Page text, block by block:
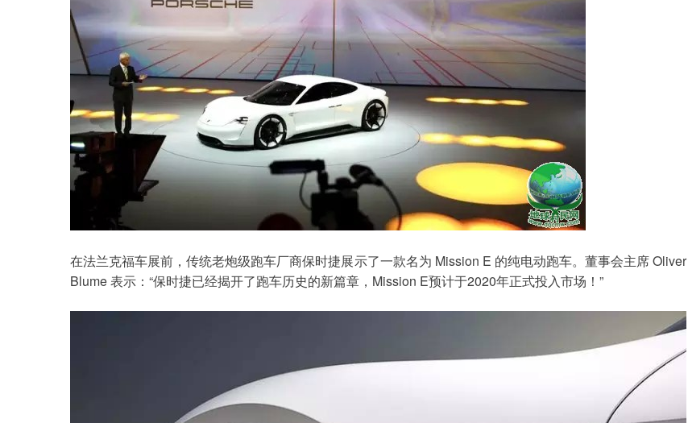
在法兰克福车展前，传统老炮级跑车厂商保时捷展示了一款名为 Mission E 的纯电动跑车。董事会主席 Oliver
Blume 表示：“保时捷已经揭开了跑车历史的新篇章，Mission E预计于2020年正式投入市场！”